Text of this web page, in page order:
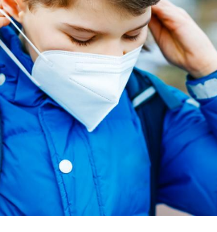
TDAH : quel est ce
traitement autorisé aux
États-Unis ?
Cerveau : le mystère de la
"madeleine de Proust"
enfin expliqué